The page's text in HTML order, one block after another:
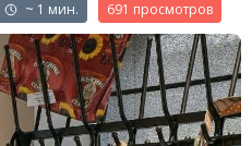
~ 1 мин. 691